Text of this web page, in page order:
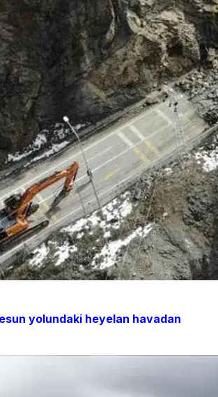
yolundaki heyelan havadan